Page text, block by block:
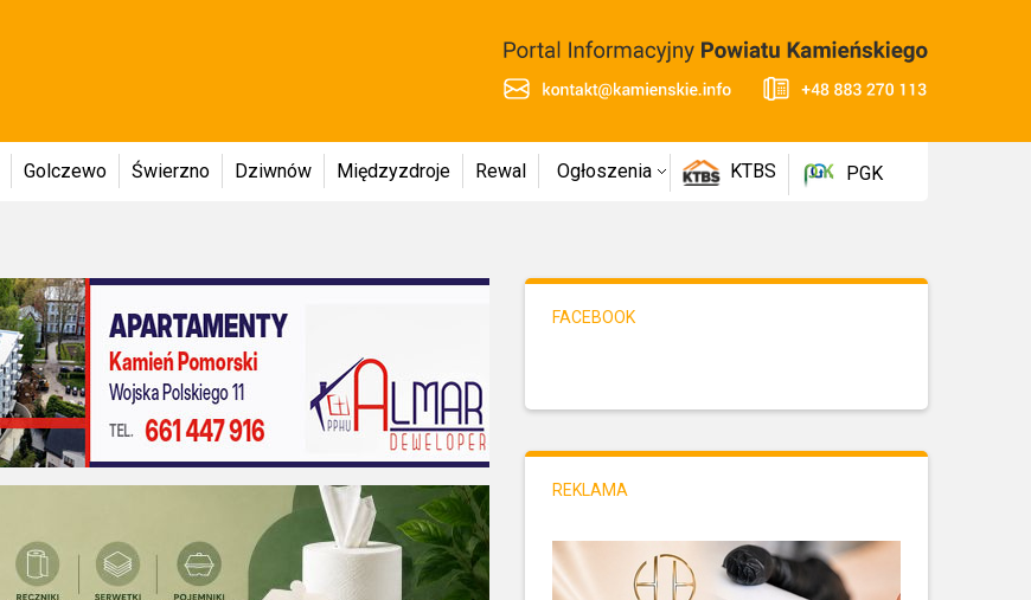
Golczewo Świerzno Dziwnów Międzyzdroje Rewal Ogłoszenia KTBS PGK
FACEBOOK
REKLAMA